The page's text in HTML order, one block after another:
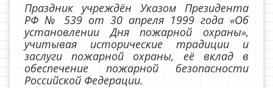
Праздник учреждён Указом Президента
РФ № 539 от 30 апреля 1999 года «Об
установлении Дня пожарной охраны»,
учитывая исторические традиции и
заслуги пожарной охраны, её вклад в
обеспечение пожарной безопасности
Российской Федерации.